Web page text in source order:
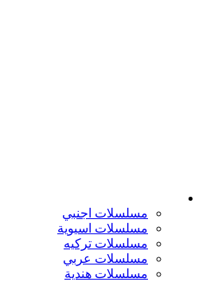
مسلسلات اجنبي
مسلسلات اسيوية
مسلسلات تركيه
مسلسلات عربي
مسلسلات هندية